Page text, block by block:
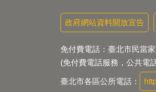
政府網站資料開放宣告
免付費電話：臺北市民當
(免付費電話服務，公共電
臺北市各區公所電話：